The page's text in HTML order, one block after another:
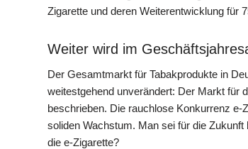
Zigarette und deren Weiterentwicklung für
Weiter wird im
Der Gesamtmarkt für Tabakprodukte in
weitestgehend unverändert: Der Markt für
beschrieben. Die rauchlose Konkurrenz
soliden Wachstum. Man sei für die
die e-Zigarette?